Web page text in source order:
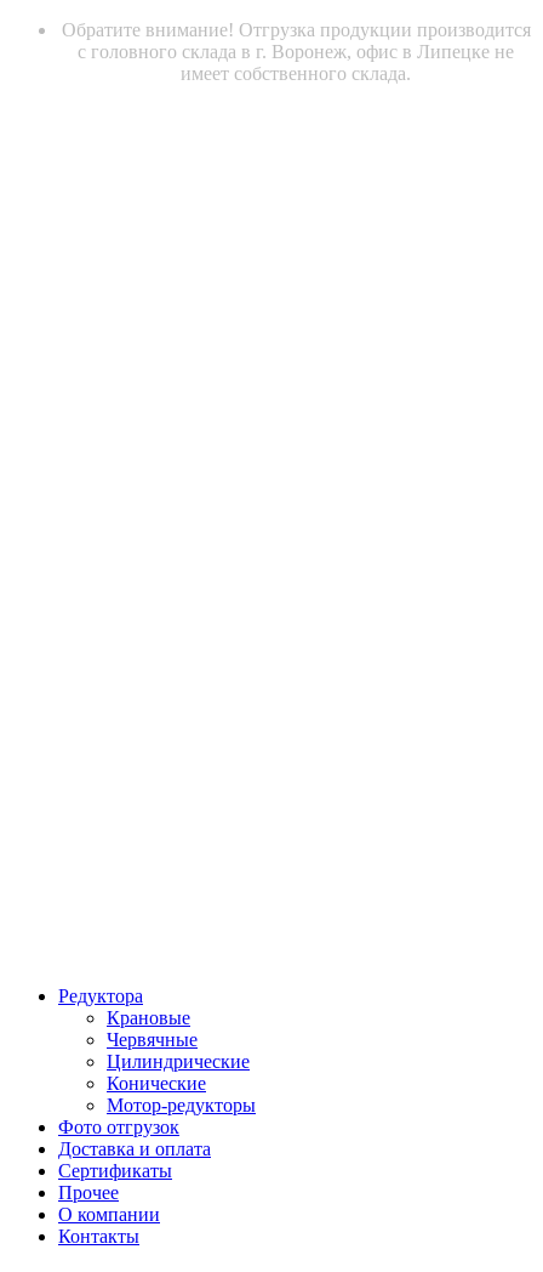
Обратите внимание! Отгрузка продукции производится
с головного склада в г. Воронеж, офис в Липецке не
имеет собственного склада.
Редуктора
Крановые
Червячные
Цилиндрические
Конические
Мотор-редукторы
Фото отгрузок
Доставка и оплата
Сертификаты
Прочее
О компании
Контакты